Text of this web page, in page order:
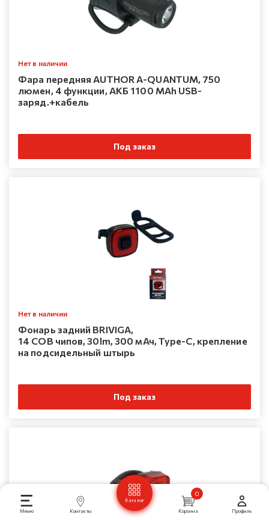
Нет в наличии
Фара передняя AUTHOR A-QUANTUM, 750
люмен, 4 функции, АКБ 1100 MAh USB-
заряд.+кабель
Под заказ
Нет в наличии
Фонарь задний BRIVIGA,
14 COB чипов, 30lm, 300 мАч, Type-C, крепление
на подсидельный штырь
Под заказ
Меню Контакты
Каталог
Корзина
0
Профиль